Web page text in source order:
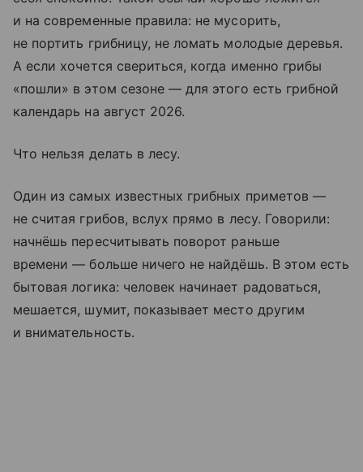
и на современные правила: не мусорить,
не портить грибницу, не ломать молодые деревья.
А если хочется свериться, когда именно грибы
«пошли» в этом сезоне — для этого есть грибной
календарь на август 2026.
Что нельзя делать в лесу.
Один из самых известных грибных приметов —
не считая грибов, вслух прямо в лесу. Говорили:
начнёшь пересчитывать поворот раньше
времени — больше ничего не найдёшь. В этом есть
бытовая логика: человек начинает радоваться,
мешается, шумит, показывает место другим
и внимательность.